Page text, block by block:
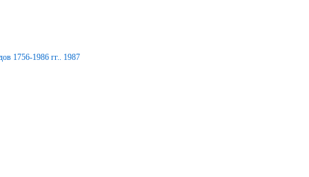
1756-1986 гг.. 1987